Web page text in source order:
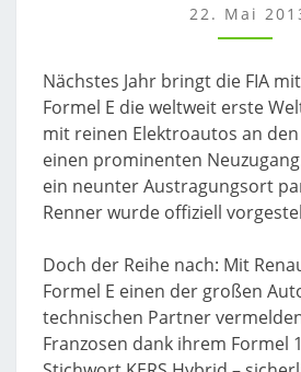
22. Mai
Nächstes Jahr bringt die FIA
Formel E die weltweit erste
mit reinen Elektroautos an
einen prominenten
ein neunter Austragungsort
Renner wurde offiziell
Doch der Reihe nach: Mit
Formel E einen der großen
technischen Partner
Franzosen dank ihrem Formel